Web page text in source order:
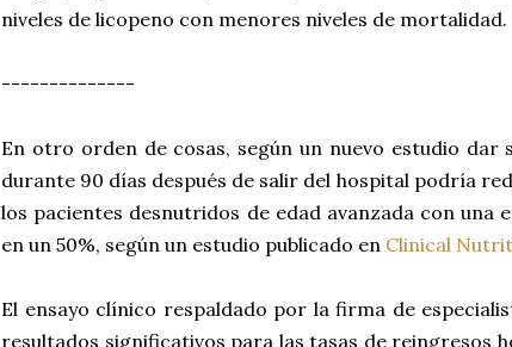
niveles de licopeno con menores niveles de mortalidad.
--------------
En otro orden de cosas, según un nuevo estudio dar
durante 90 días después de salir del hospital podría
los pacientes desnutridos de edad avanzada con una
en un 50%, según un estudio publicado en Clinical
El ensayo clínico respaldado por la firma de
resultados significativos para las tasas de reingresos